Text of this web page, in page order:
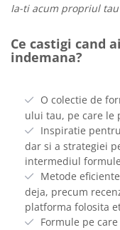
Ia-ti acum propriul
Ce castigi cand
indemana?
O colectie de
ului tau, pe care le
Inspiratie
dar si a strategiei
intermediul
Metode
deja, precum
platforma folosita
Formule pe